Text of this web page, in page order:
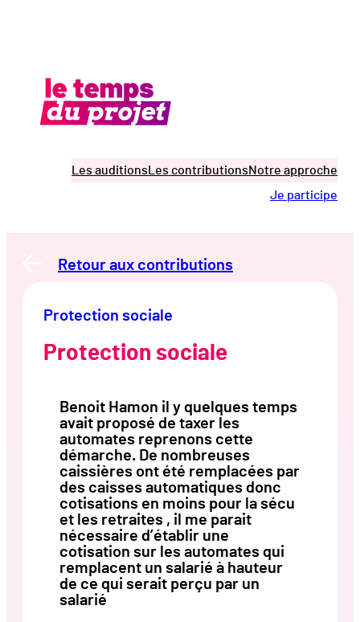
Les auditionsLes contributionsNotre approche
Je participe
Retour aux contributions
Protection sociale
Protection sociale
Benoit Hamon il y quelques temps
avait proposé de taxer les
automates reprenons cette
démarche. De nombreuses
caissières ont été remplacées par
des caisses automatiques donc
cotisations en moins pour la sécu
et les retraites , il me parait
nécessaire d’établir une
cotisation sur les automates qui
remplacent un salarié à hauteur
de ce qui serait perçu par un
salarié